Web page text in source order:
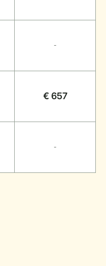
-
€ 657
-